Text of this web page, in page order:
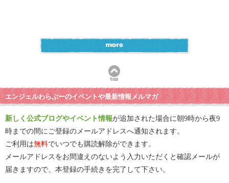
エンジェルわらぶーのイベントや最新情報メルマガ
新しく公式ブログやイベント情報が追加された場合に朝9時から夜9
時までの間にご登録のメールアドレスへ通知されます。
ご利用は無料でいつでも購読解除ができます。
メールアドレスをお間違えのないよう入力いただくと確認メールが
届きますので、本登録の手続きを完了して下さい。